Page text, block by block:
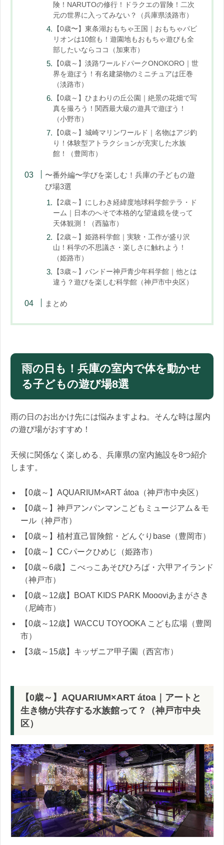
険！NARUTOの修行！ドラクエの冒険！二次
元の世界に入ってみない？（兵庫県淡路市）
【0歳〜】東条湖おもちゃ王国｜おもちゃパビ
リオンは10館も！遊園地もおもちゃ遊びも全
部したいならココ（加東市）
【0歳～】淡路ワールドパークONOKORO｜世
界を遊ぼう！有名建築物のミニチュアは圧巻
（淡路市）
【0歳～】ひまわりの丘公園｜絶景の花畑で写
真を撮ろう！関西最大級の遊具で遊ぼう！
（小野市）
【0歳～】城崎マリンワールド｜名物はアジ釣
り！体験型アトラクションが充実した水族
館！（豊岡市）
〜番外編〜学びを楽しむ！兵庫の子どもの遊
び場3選
【2歳～】にしわき経緯度地球科学館テラ・ド
ーム｜日本のへそで本格的な望遠鏡を使って
天体観測！（西脇市）
【2歳～】姫路科学館｜実験・工作が盛り沢
山！科学の不思議さ・楽しさに触れよう！
（姫路市）
【3歳～】バンドー神戸青少年科学館｜他とは
違う？遊びを楽しむ科学館（神戸市中央区）
まとめ
雨の日も！兵庫の室内で体を動かせ
る子どもの遊び場8選
雨の日のお出かけ先には悩みますよね。そんな時は屋内
の遊び場がおすすめ！
天候に関係なく楽しめる、兵庫県の室内施設を8つ紹介
します。
【0歳～】AQUARIUM×ART átoa（神戸市中央区）
【0歳～】神戸アンパンマンこどもミュージアム＆モ
ール（神戸市）
【0歳～】植村直己冒険館・どんぐりbase（豊岡市）
【0歳～】CCパークひめじ（姫路市）
【0歳～6歳】こべっこあそびひろば・六甲アイランド
（神戸市）
【0歳～12歳】BOAT KIDS PARK Moooviあまがさき
（尼崎市）
【0歳～12歳】WACCU TOYOOKA こども広場（豊岡
市）
【3歳～15歳】キッザニア甲子園（西宮市）
【0歳～】AQUARIUM×ART átoa｜アートと
生き物が共存する水族館って？（神戸市中央
区）